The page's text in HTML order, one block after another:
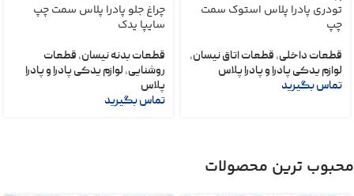
تودری پادرا پلاس استوک سمت
چپ
قطعات داخلی, قطعات اتاق نیسان,
لوازم یدکی پادرا و پادرا پلاس
تماس بگیرید
چراغ جلو پادرا پلاس سمت چپ
سایپا یدک
قطعات بدنه نیسان, قطعات
روشنایی, لوازم یدکی پادرا و پادرا
پلاس
تماس بگیرید
محبوب ترین محصولات